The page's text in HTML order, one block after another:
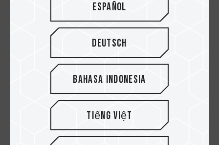
¿Cómo Instalar Correctamente una
Español
Deutsch
Bahasa Indonesia
Tiếng Việt